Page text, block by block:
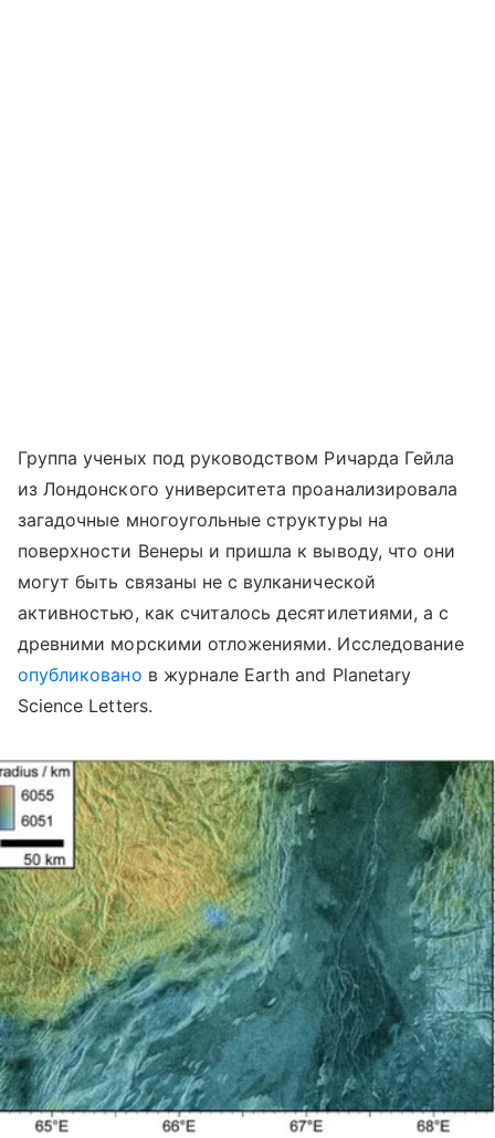
Группа ученых под руководством Ричарда Гейла
из Лондонского университета проанализировала
загадочные многоугольные структуры на
поверхности Венеры и пришла к выводу, что они
могут быть связаны не с вулканической
активностью, как считалось десятилетиями, а с
древними морскими отложениями. Исследование
опубликовано в журнале Earth and Planetary
Science Letters.